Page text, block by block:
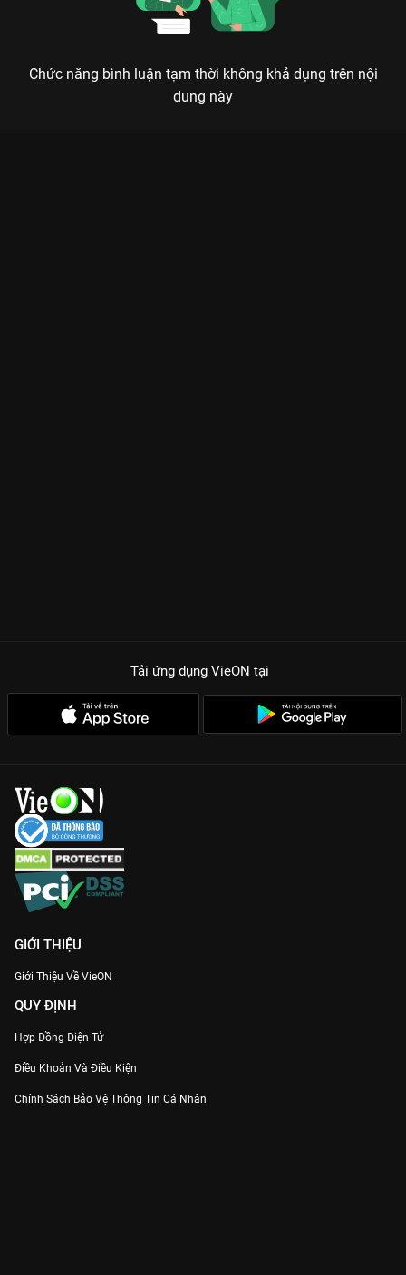
Chức năng bình luận tạm thời không khả dụng trên nội
dung này
Tải ứng dụng VieON tại
GIỚI THIỆU
Giới Thiệu Về VieON
QUY ĐỊNH
Hợp Đồng Điện Tử
Điều Khoản Và Điều Kiện
Chính Sách Bảo Vệ Thông Tin Cá Nhân